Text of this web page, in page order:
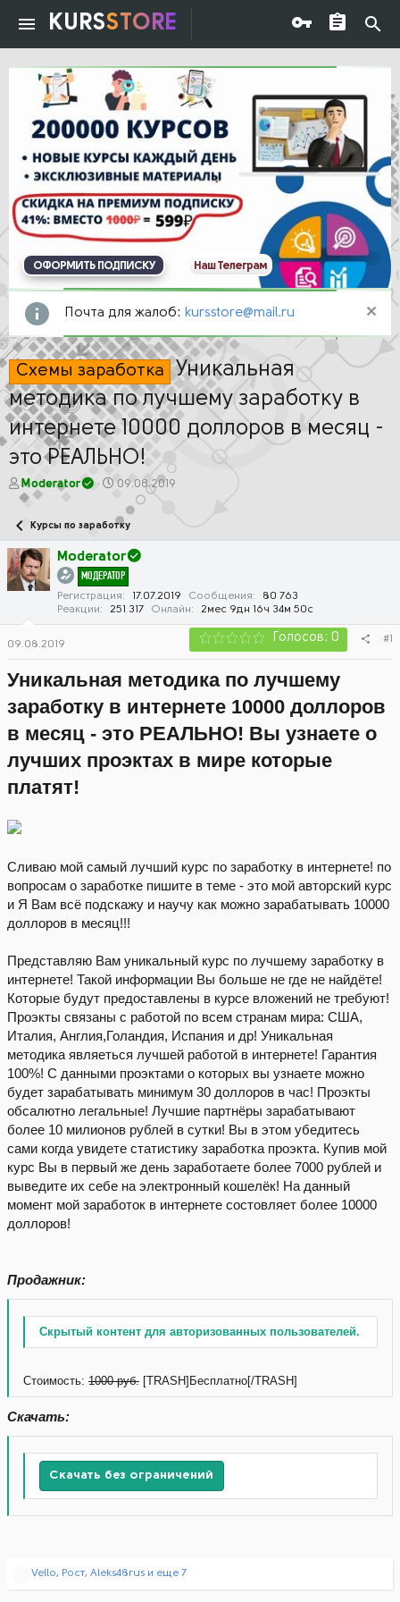
KURSSTORE
ОФОРМИТЬ ПОДПИСКУ Наш Телеграм
Почта для жалоб: kursstore@mail.ru
Схемы заработка Уникальная
методика по лучшему заработку в
интернете 10000 доллоров в месяц -
это РЕАЛЬНО!
А
в
о
р
т
е
Moderator
Д
т
а
а
ч
а
л
а
09.08.2019
Курсы по заработку
Moderator
МОДЕРАТОР
Регистрация 17.07.2019 Сообщения
80 763
Реакции
251 317 Онлайн 2мес 9дн 16ч 34м 50с
09.08.2019 Голосов: 0 #1
Уникальная методика по лучшему
заработку в интернете 10000 доллоров
в месяц - это РЕАЛЬНО! Вы узнаете о
лучших проэктах в мире которые
платят!
Сливаю мой самый лучший курс по заработку в интернете! по
вопросам о заработке пишите в теме - это мой авторский курс
и Я Вам всё подскажу и научу как можно зарабатывать 10000
доллоров в месяц!!!
Представляю Вам уникальный курс по лучшему заработку в
интернете! Такой информации Вы больше не где не найдёте!
Которые будут предоставлены в курсе вложений не требуют!
Проэкты связаны с работой по всем странам мира: США,
Италия, Англия,Голандия, Испания и др! Уникальная
методика являеться лучшей работой в интернете! Гарантия
100%! С данными проэктами о которых вы узнаете можно
будет зарабатывать минимум 30 доллоров в час! Проэкты
обсалютно легальные! Лучшие партнёры зарабатывают
более 10 милионов рублей в сутки! Вы в этом убедитесь
сами когда увидете статистику заработка проэкта. Купив мой
курс Вы в первый же день заработаете более 7000 рублей и
выведите их себе на электронный кошелёк! На данный
момент мой заработок в интернете состовляет более 10000
доллоров!
Продажник:
Скрытый контент для авторизованных пользователей.
Стоимость: 1000 руб. [TRASH]Бесплатно[/TRASH]
Скачать:
Скачать без ограничений
Р
Vello, Рост, Aleks48rus и еще 7